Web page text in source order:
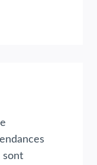
sont